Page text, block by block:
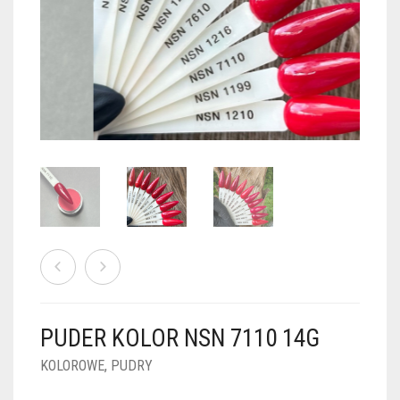
PUDRY BROKATOWE
PUDRY Z DROBINKAMI
PUDRY KOLOR PUR
PUDRY BUDUJĄCE
PUDRY DO FRENCH
PUDRY SPARKLE
PUDRY TERMICZNE
PUDRY ŚWIECĄCE
FOIL DIP
PUDER KOLOR NSN 7110 14G
KOLOROWE, PUDRY